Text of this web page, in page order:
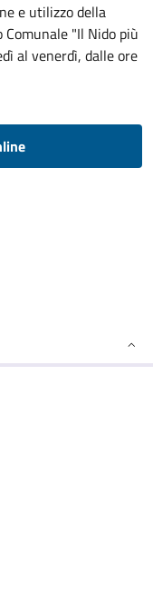
e utilizzo della
"Il Nido più
al venerdì, dalle ore